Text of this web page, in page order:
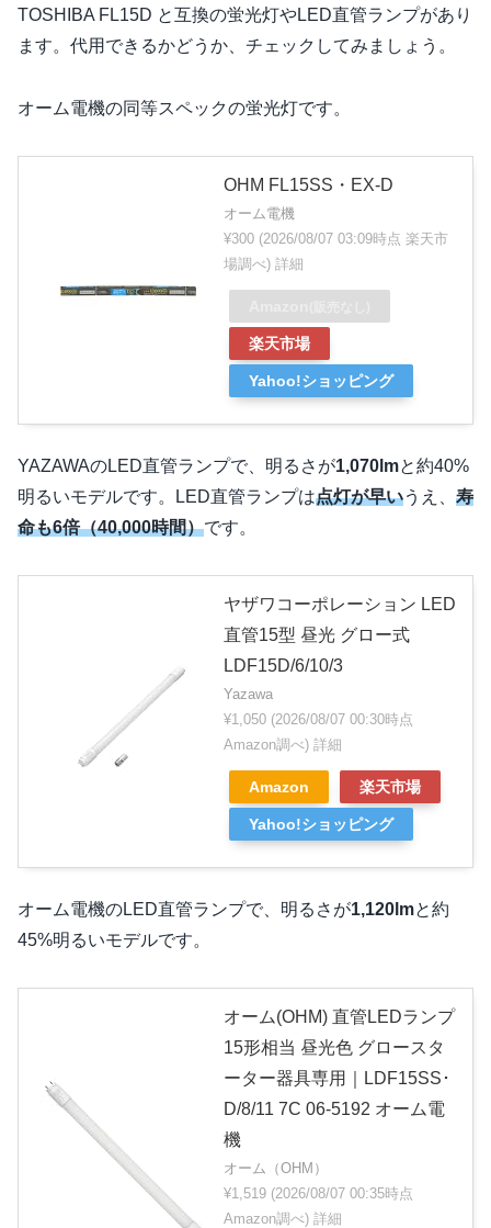
TOSHIBA FL15D と互換の蛍光灯やLED直管ランプがあり
ます。代用できるかどうか、チェックしてみましょう。
オーム電機の同等スペックの蛍光灯です。
OHM FL15SS・EX-D
オーム電機
¥300 (2026/08/07 03:09時点 楽天市
場調べ) 詳細
楽天市場
Yahoo!ショッピング
YAZAWAのLED直管ランプで、明るさが1,070lmと約40%
明るいモデルです。LED直管ランプは点灯が早いうえ、 寿
命も6倍（40,000時間）です。
ヤザワコーポレーション LED
直管15型 昼光 グロー式
LDF15D/6/10/3
Yazawa
¥1,050 (2026/08/07 00:30時点
Amazon調べ) 詳細
Amazon 楽天市場
Yahoo!ショッピング
オーム電機のLED直管ランプで、明るさが1,120lmと約
45%明るいモデルです。
オーム(OHM) 直管LEDランプ
15形相当 昼光色 グロースタ
ーター器具専用｜LDF15SS･
D/8/11 7C 06-5192 オーム電
機
オーム（OHM）
¥1,519 (2026/08/07 00:35時点
Amazon調べ) 詳細